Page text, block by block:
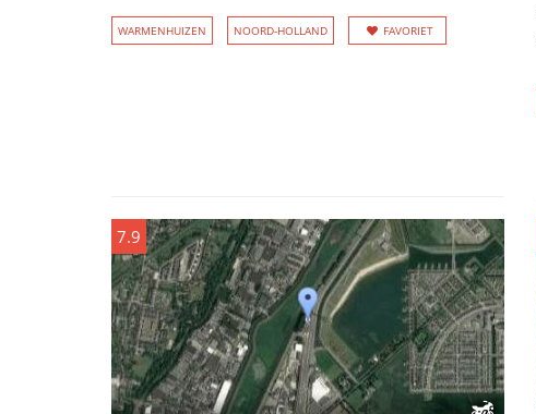
WARMENHUIZEN NOORD-HOLLAND FAVORIET
7.9